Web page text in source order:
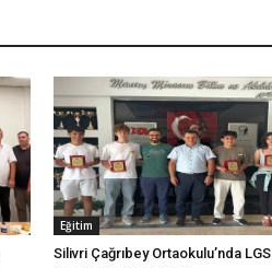
Eğitim
Silivri Çağrıbey Ortaokulu’nda LGS